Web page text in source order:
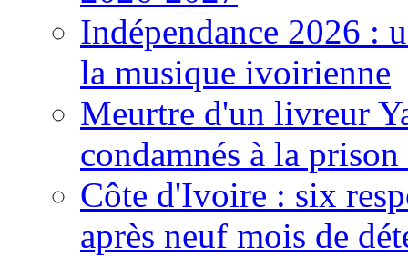
Indépendance 2026 :
la musique ivoirienne
Meurtre d'un livreur
condamnés à la
Côte d'Ivoire : six
après neuf mois de